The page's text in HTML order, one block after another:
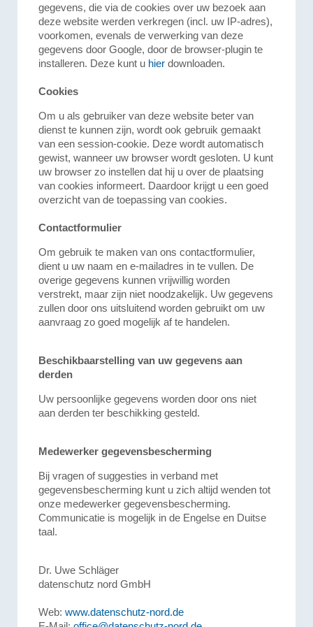
gegevens, die via de cookies over uw bezoek aan
deze website werden verkregen (incl. uw IP-adres),
voorkomen, evenals de verwerking van deze
gegevens door Google, door de browser-plugin te
installeren. Deze kunt u hier downloaden.
Cookies
Om u als gebruiker van deze website beter van
dienst te kunnen zijn, wordt ook gebruik gemaakt
van een session-cookie. Deze wordt automatisch
gewist, wanneer uw browser wordt gesloten. U kunt
uw browser zo instellen dat hij u over de plaatsing
van cookies informeert. Daardoor krijgt u een goed
overzicht van de toepassing van cookies.
Contactformulier
Om gebruik te maken van ons contactformulier,
dient u uw naam en e-mailadres in te vullen. De
overige gegevens kunnen vrijwillig worden
verstrekt, maar zijn niet noodzakelijk. Uw gegevens
zullen door ons uitsluitend worden gebruikt om uw
aanvraag zo goed mogelijk af te handelen.
Beschikbaarstelling van uw gegevens aan
derden
Uw persoonlijke gegevens worden door ons niet
aan derden ter beschikking gesteld.
Medewerker gegevensbescherming
Bij vragen of suggesties in verband met
gegevensbescherming kunt u zich altijd wenden tot
onze medewerker gegevensbescherming.
Communicatie is mogelijk in de Engelse en Duitse
taal.
Dr. Uwe Schläger
datenschutz nord GmbH
Web: www.datenschutz-nord.de